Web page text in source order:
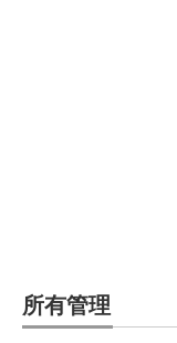
所有管理